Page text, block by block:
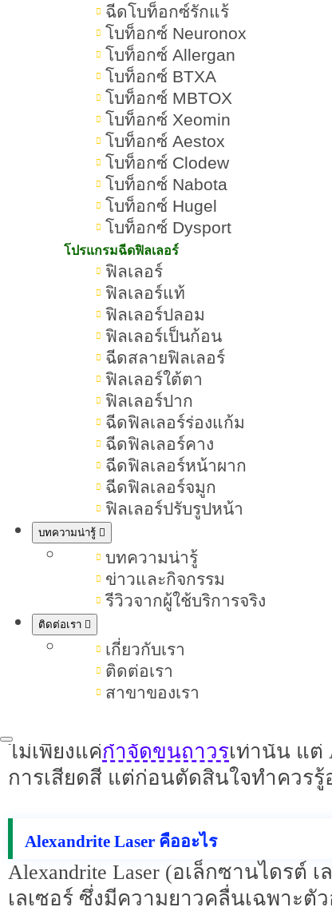
ฉีดโบท็อกซ์รักแร้
โบท็อกซ์ Neuronox
โบท็อกซ์ Allergan
โบท็อกซ์ BTXA
โบท็อกซ์ MBTOX
โบท็อกซ์ Xeomin
โบท็อกซ์ Aestox
โบท็อกซ์ Clodew
โบท็อกซ์ Nabota
โบท็อกซ์ Hugel
โบท็อกซ์ Dysport
โปรแกรมฉีดฟิลเลอร์
ฟิลเลอร์
ฟิลเลอร์แท้
ฟิลเลอร์ปลอม
ฟิลเลอร์เป็นก้อน
ฉีดสลายฟิลเลอร์
ฟิลเลอร์ใต้ตา
ฟิลเลอร์ปาก
ฉีดฟิลเลอร์ร่องแก้ม
ฉีดฟิลเลอร์คาง
ฉีดฟิลเลอร์หน้าผาก
ฉีดฟิลเลอร์จมูก
ฟิลเลอร์ปรับรูปหน้า
บทความน่ารู้
บทความน่ารู้
ข่าวและกิจกรรม
รีวิวจากผู้ใช้บริการจริง
ติดต่อเรา
เกี่ยวกับเรา
ติดต่อเรา
สาขาของเรา
Romrawin New Gen » โปรแกรมเลเซอร์กำจัดขน
Alexandrite Laser คืออะไร ดีไหม
Alexandrite Laser คืออะไร
หลักการทำงานของ Alexandrite
Alexandrite Laser ช่วยเรื่องอะไรไ
Alexandrite Laser มีจุดเด่นอะไรบ้า
Alexandrite Laser ต้องทำกี่ครั้งถึง
Alexandrite Laser อยู่ได้นานแค่ไห
Alexandrite Laser ทำจุดไหนได้บ้าง
Alexandrite Laser คืออะไร ดีไหม ช่วยกำจั
หลายคนคงเคยเผชิญกับปัญหากวน
ครั้งถึงแม้จะพยายาม
เคือง รอยดำ หรือขนขึ้นซ้ำเร็วกว่า
ด้วยเหตุนี้ หนึ่งในเทคโนโลยีเลเซอ
ไม่เพียงแค่กำจัดขนถาวรเท่านั้น แต่
การเสียดสี แต่ก่อนตัดสินใจทำควร
Alexandrite Laser คืออะไร
Alexandrite Laser (อเล็กซานไดรต์
เลเซอร์ ซึ่งมีความยาวคลื่นเฉพาะตั